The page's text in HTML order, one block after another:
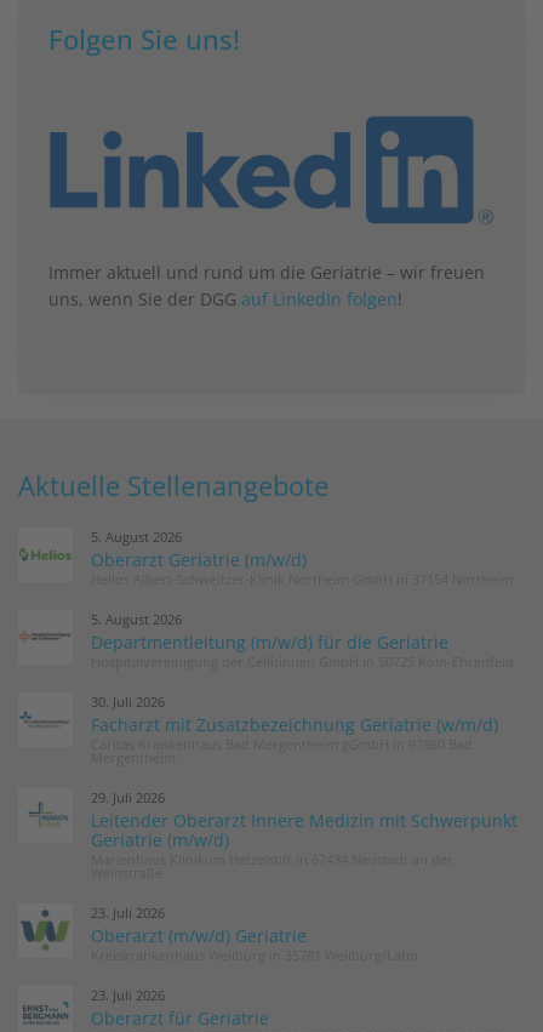
Folgen Sie uns!
Immer aktuell und rund um die Geriatrie – wir freuen
uns, wenn Sie der DGG auf LinkedIn folgen!
Aktuelle Stellenangebote
5. August 2026
Oberarzt Geriatrie (m/w/d)
5. August 2026
Departmentleitung (m/w/d) für die Geriatrie
30. Juli 2026
Facharzt mit Zusatzbezeichnung Geriatrie (w/m/d)
29. Juli 2026
Leitender Oberarzt Innere Medizin mit Schwerpunkt
Geriatrie (m/w/d)
23. Juli 2026
Oberarzt (m/w/d) Geriatrie
23. Juli 2026
Oberarzt für Geriatrie